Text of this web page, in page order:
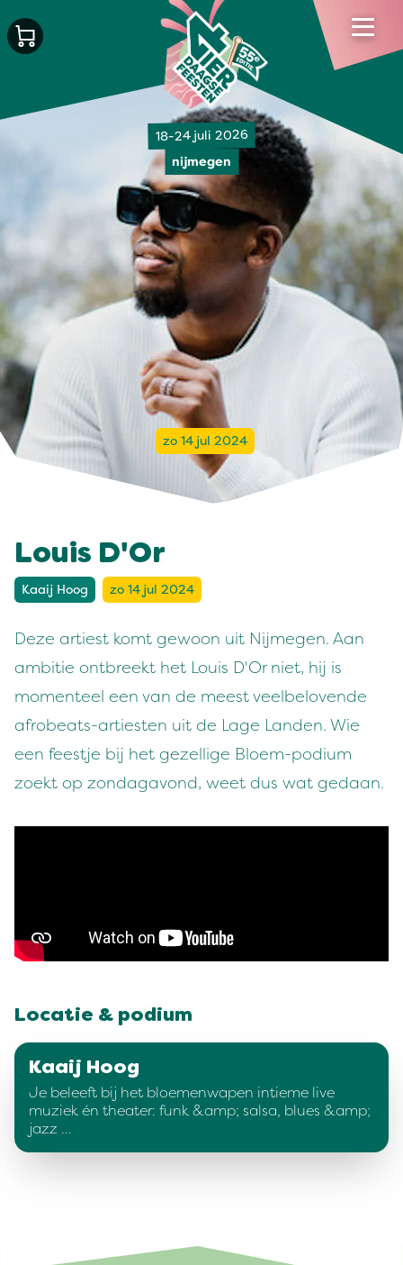
18-24 juli 2026
nijmegen
zo 14 jul 2024
Louis D'Or
Kaaij Hoog zo 14 jul 2024
Deze artiest komt gewoon uit Nijmegen. Aan
ambitie ontbreekt het Louis D'Or niet, hij is
momenteel een van de meest veelbelovende
afrobeats-artiesten uit de Lage Landen. Wie
een feestje bij het gezellige Bloem-podium
zoekt op zondagavond, weet dus wat gedaan.
Locatie & podium
Kaaij Hoog
Je beleeft bij het bloemenwapen intieme live
muziek én theater: funk &amp; salsa, blues &amp;
jazz …